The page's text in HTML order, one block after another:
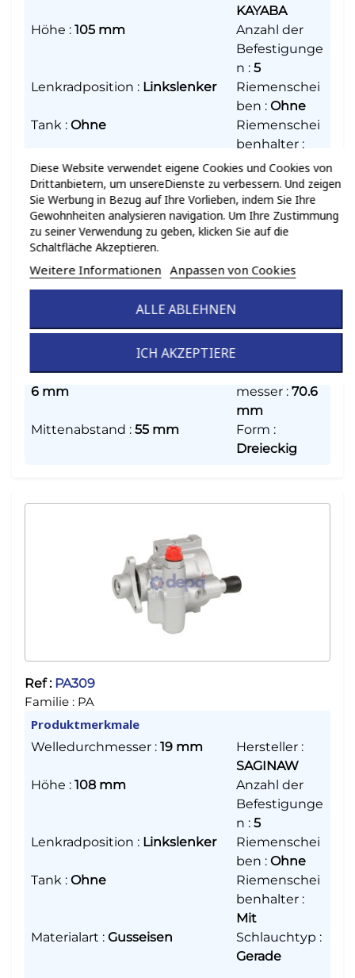
Diese Website verwendet eigene Cookies und Cookies von
Drittanbietern, um unsereDienste zu verbessern. Und zeigen
Sie Werbung in Bezug auf Ihre Vorlieben, indem Sie Ihre
Gewohnheiten analysieren navigation. Um Ihre Zustimmung
zu seiner Verwendung zu geben, klicken Sie auf die
Schaltfläche Akzeptieren.
Weitere Informationen Anpassen von Cookies
ALLE ABLEHNEN
ICH AKZEPTIERE
KAYABA
Höhe : 105 mm
Anzahl der
Befestigunge
n : 5
Lenkradposition : Linkslenker
Riemenschei
ben : Ohne
Tank : Ohne
Riemenschei
benhalter :
Mit
Materialart: ALUMINIUM Schlauchtyp:
Gebogen
JOINT TORIQUE
Innendurchmesser
Durchmesser der Welle:16 mm
hmesser:29
Befestigungslochdurchmesser:
6 mm
Außendurch
messer : 70.6
mm
Mittenabstand : 55 mm Form :
Dreieckig
Ref : PA309
Familie : PA
Produktmerkmale
Welledurchmesser : 19 mm Hersteller :
SAGINAW
Höhe : 108 mm
Anzahl der
Befestigunge
n : 5
Lenkradposition : Linkslenker
Riemenschei
ben : Ohne
Tank : Ohne
Riemenschei
benhalter :
Mit
Materialart : Gusseisen Schlauchtyp :
Gerade